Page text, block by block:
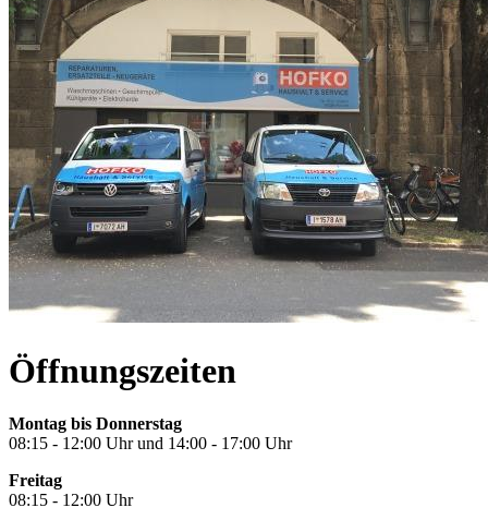
Öffnungszeiten
Montag bis Donnerstag
08:15 - 12:00 Uhr und 14:00 - 17:00 Uhr
Freitag
08:15 - 12:00 Uhr